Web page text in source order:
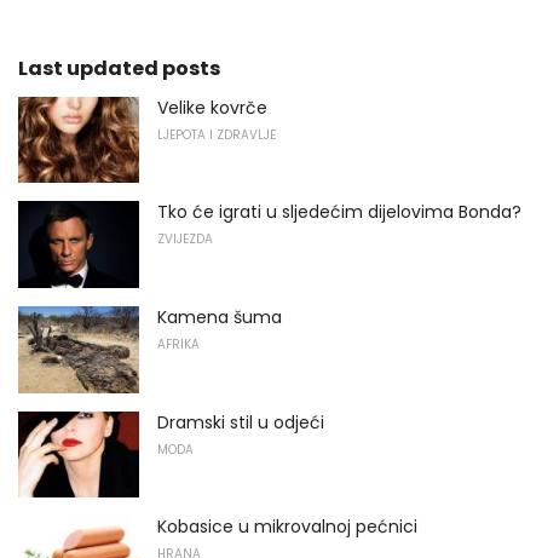
Last updated posts
Velike kovrče
LJEPOTA I ZDRAVLJE
Tko će igrati u sljedećim dijelovima Bonda?
ZVIJEZDA
Kamena šuma
AFRIKA
Dramski stil u odjeći
MODA
Kobasice u mikrovalnoj pećnici
HRANA